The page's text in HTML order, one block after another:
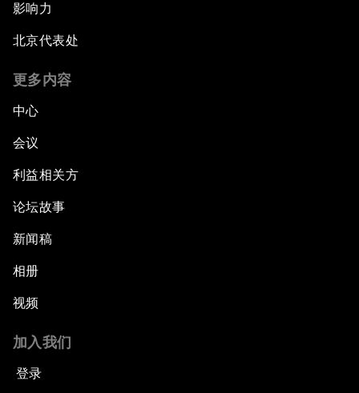
影响力
北京代表处
更多内容
中心
会议
利益相关方
论坛故事
新闻稿
相册
视频
加入我们
登录